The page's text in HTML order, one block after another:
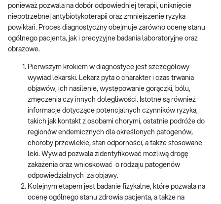
ponieważ pozwala na dobór odpowiedniej terapii, uniknięcie
niepotrzebnej antybiotykoterapii oraz zmniejszenie ryzyka
powikłań. Proces diagnostyczny obejmuje zarówno ocenę stanu
ogólnego pacjenta, jak i precyzyjne badania laboratoryjne oraz
obrazowe.
Pierwszym krokiem w diagnostyce jest szczegółowy
wywiad lekarski. Lekarz pyta o charakter i czas trwania
objawów, ich nasilenie, występowanie gorączki, bólu,
zmęczenia czy innych dolegliwości. Istotne są również
informacje dotyczące potencjalnych czynników ryzyka,
takich jak kontakt z osobami chorymi, ostatnie podróże do
regionów endemicznych dla określonych patogenów,
choroby przewlekłe, stan odporności, a także stosowane
leki. Wywiad pozwala zidentyfikować możliwą drogę
zakażenia oraz wnioskować o rodzaju patogenów
odpowiedzialnych za objawy.
Kolejnym etapem jest badanie fizykalne, które pozwala na
ocenę ogólnego stanu zdrowia pacjenta, a także na